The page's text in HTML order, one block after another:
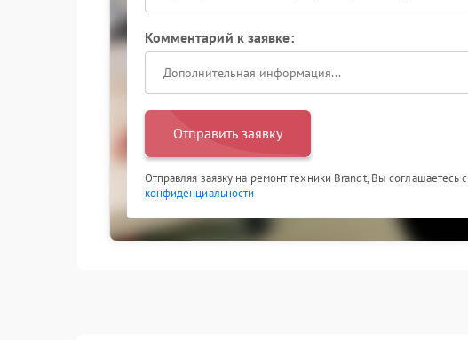
Комментарий к заявке:
Отправить заявку
Отправляя заявку на ремонт техники Brandt, Вы соглашаетесь с
конфиденциальности